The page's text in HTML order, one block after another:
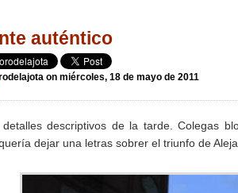
auténtico
on miércoles, 18 de mayo de 2011
descriptivos de la tarde. Colegas
dejar una letras sobrer el triunfo de